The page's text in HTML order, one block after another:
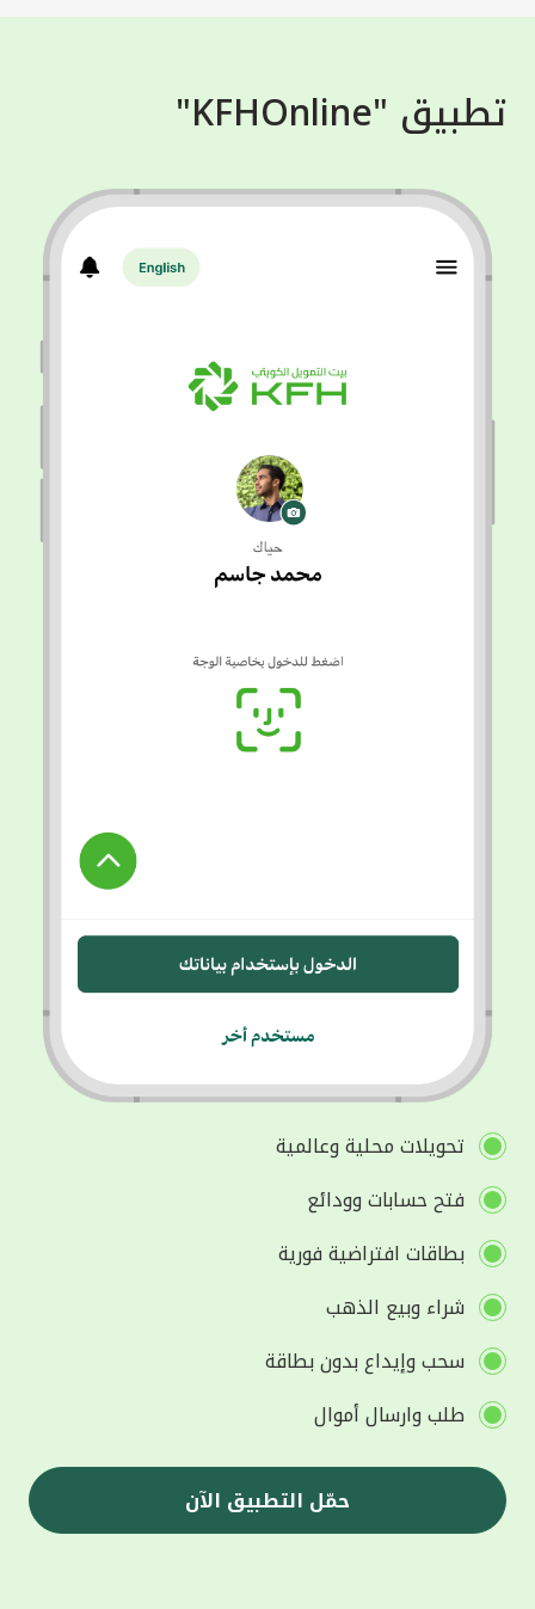
تطبيق "KFHOnline"
تحويلات محلية وعالمية
فتح حسابات وودائع
بطاقات افتراضية فورية
شراء وبيع الذهب
سحب وإيداع بدون بطاقة
طلب وارسال أموال
حمّل التطبيق الآن